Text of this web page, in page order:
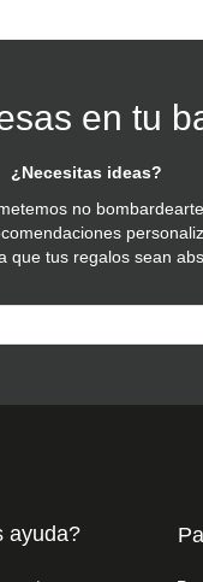
en tu
¿Necesitas ideas?
no
tus regalos sean
ayuda?